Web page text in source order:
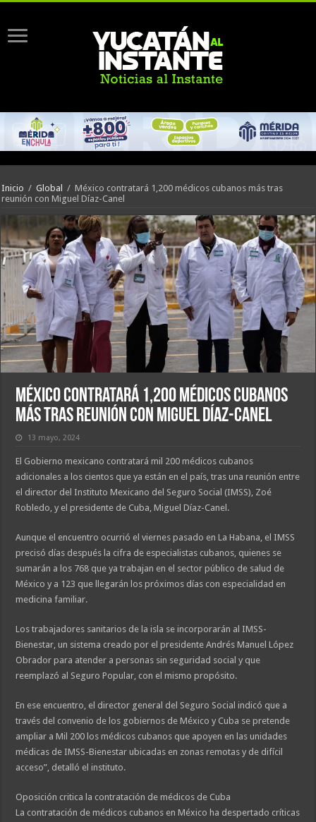
Inicio / Global / México contratará 1,200 médicos cubanos más tras
reunión con Miguel Díaz-Canel
México contratará 1,200 médicos cubanos
más tras reunión con Miguel Díaz-Canel
13 mayo, 2024
El Gobierno mexicano contratará mil 200 médicos cubanos
adicionales a los cientos que ya están en el país, tras una reunión entre
el director del Instituto Mexicano del Seguro Social (IMSS), Zoé
Robledo, y el presidente de Cuba, Miguel Díaz-Canel.
Aunque el encuentro ocurrió el viernes pasado en La Habana, el IMSS
precisó días después la cifra de especialistas cubanos, quienes se
sumarán a los 768 que ya trabajan en el sector público de salud de
México y a 123 que llegarán los próximos días con especialidad en
medicina familiar.
Los trabajadores sanitarios de la isla se incorporarán al IMSS-
Bienestar, un sistema creado por el presidente Andrés Manuel López
Obrador para atender a personas sin seguridad social y que
reemplazó al Seguro Popular, con el mismo propósito.
En ese encuentro, el director general del Seguro Social indicó que a
través del convenio de los gobiernos de México y Cuba se pretende
ampliar a Mil 200 los médicos cubanos que apoyen en las unidades
médicas de IMSS-Bienestar ubicadas en zonas remotas y de difícil
acceso”, detalló el instituto.
Oposición critica la contratación de médicos de Cuba
La contratación de médicos cubanos en México ha despertado críticas